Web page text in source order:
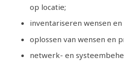
op locatie;
inventariseren wensen
oplossen van wensen en
netwerk- en